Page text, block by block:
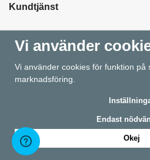
Kundtjänst
Handla
Information
Vi använder
Vi använder cookies för funktion på
marknadsföring.
Endast
Okej